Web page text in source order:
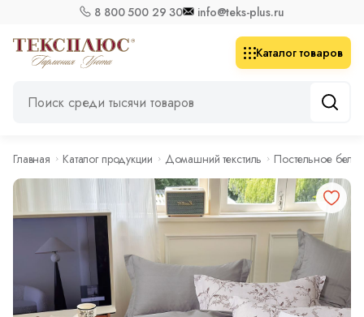
8 800 500 29 30 info@teks-plus.ru
Каталог товаров
Главная Каталог продукции Домашний текстиль Постельное белье